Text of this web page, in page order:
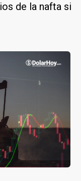
de la nafta si